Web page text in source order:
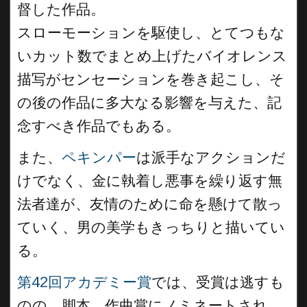
督した作品。
スローモーションを駆使し、とてつもな
いカット数でまとめ上げたバイオレンス
描写がセンセーションを巻き起こし、そ
の後の作品に多大なる影響を与えた、記
念すべき作品でもある。
また、 ペキンパーは派手なアクションだ
けでなく、金に執着し悪事を繰り返す無
法者達が、友情のために命を懸けて散っ
ていく、男の美学もきっちりと描いてい
る。
第42回アカデミー賞では、受賞は逃すも